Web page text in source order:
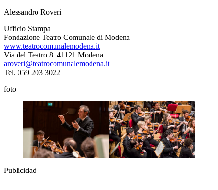
Alessandro Roveri
Ufficio Stampa
Fondazione Teatro Comunale di Modena
www.teatrocomunalemodena.it
Via del Teatro 8, 41121 Modena
aroveri@teatrocomunalemodena.it
Tel. 059 203 3022
foto
Publicidad